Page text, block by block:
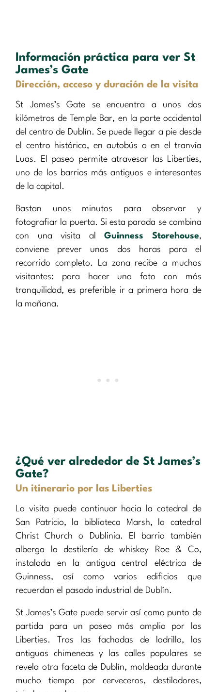
Información práctica para ver St
James’s Gate
Dirección, acceso y duración de la visita
St James’s Gate se encuentra a unos dos
kilómetros de Temple Bar, en la parte occidental
del centro de Dublín. Se puede llegar a pie desde
el centro histórico, en autobús o en el tranvía
Luas. El paseo permite atravesar las Liberties,
uno de los barrios más antiguos e interesantes
de la capital.
Bastan unos minutos para observar y
fotografiar la puerta. Si esta parada se combina
con una visita alGuinness Storehouse,
conviene prever unas dos horas para el
recorrido completo. La zona recibe a muchos
visitantes: para hacer una foto con más
tranquilidad, es preferible ir a primera hora de
la mañana.
¿Qué ver alrededor de St James’s
Gate?
Un itinerario por las Liberties
La visita puede continuar hacia la catedral de
San Patricio, la biblioteca Marsh, la catedral
Christ Church o Dublinia. El barrio también
alberga la destilería de whiskey Roe & Co,
instalada en la antigua central eléctrica de
Guinness, así como varios edificios que
recuerdan el pasado industrial de Dublín.
St James’s Gate puede servir así como punto de
partida para un paseo más amplio por las
Liberties. Tras las fachadas de ladrillo, las
antiguas chimeneas y las calles populares se
revela otra faceta de Dublín, moldeada durante
mucho tiempo por cerveceros, destiladores,